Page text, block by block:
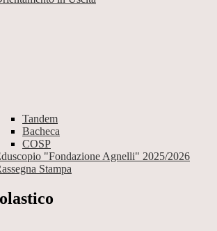
Tandem
Bacheca
COSP
"Fondazione Agnelli" 2025/2026
Stampa